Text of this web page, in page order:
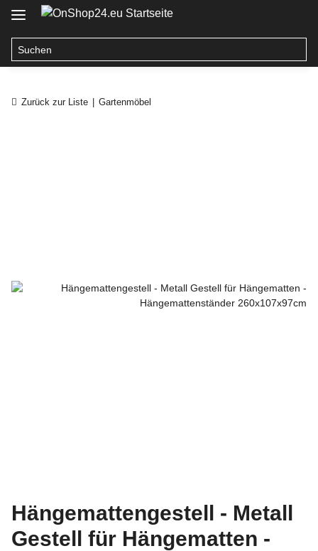
Zurück zur Liste Gartenmöbel
Hängemattengestell - Metall
Gestell für Hängematten -